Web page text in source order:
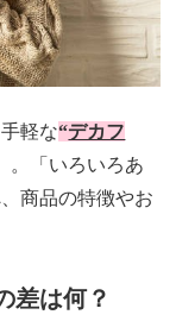
軽な“デカフ
。「いろいろあ
商品の特徴やお
差は何？